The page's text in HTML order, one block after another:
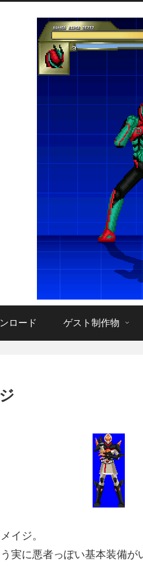
ロード ゲスト制作物
イジ。
実に悪者っぽい基本装備が